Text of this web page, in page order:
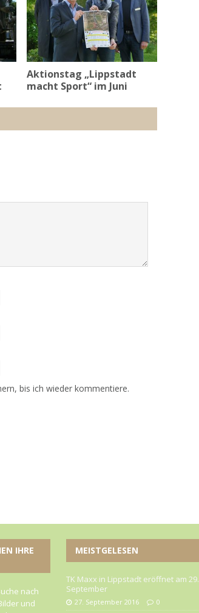
Aktionstag „Lippstadt
macht Sport“ im Juni
bis ich wieder kommentiere.
IHRE
nach
und
MEISTGELESEN
TK Maxx in Lippstadt eröffnet am 29.
September
27. September 2016 0